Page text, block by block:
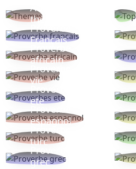
Autres
thèmes
Proverbe
Français
Proverbe
africain
Proverbe
vie
Proverbes
ete
Proverbe
espagnol
Proverbe
turc
Proverbe
grec